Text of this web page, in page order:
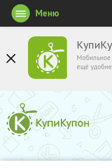
ещё
Меню